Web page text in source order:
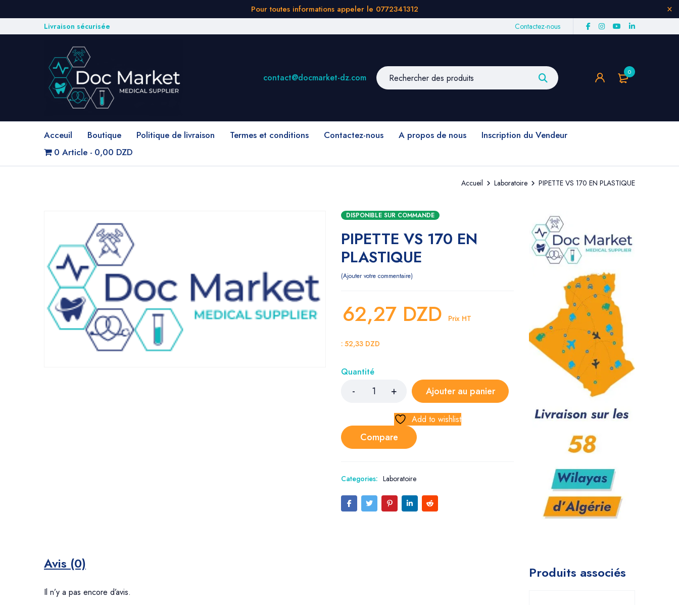
Pour toutes informations appeler le 0772341312
Livraison sécurisée Contactez-nous
0
contact@docmarket-dz.com
Acceuil Boutique Politique de livraison Termes et conditions Contactez-nous A propos de nous
Inscription du Vendeur
0 Article
0,00 DZD
Accueil Laboratoire PIPETTE VS 170 EN PLASTIQUE
DISPONIBLE SUR COMMANDE
PIPETTE VS 170 EN
PLASTIQUE
Ajouter votre commentaire
62,27 DZD Prix HT
: 52,33 DZD
Quantité
Ajouter au panier
Add to wishlist
Compare
Categories: Laboratoire
Avis (0)
Il n’y a pas encore d’avis.
Produits associés